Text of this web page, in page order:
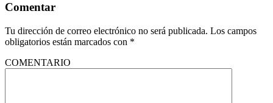
Comentar
Tu dirección de correo electrónico no será publicada. Los campos
obligatorios están marcados con *
COMENTARIO